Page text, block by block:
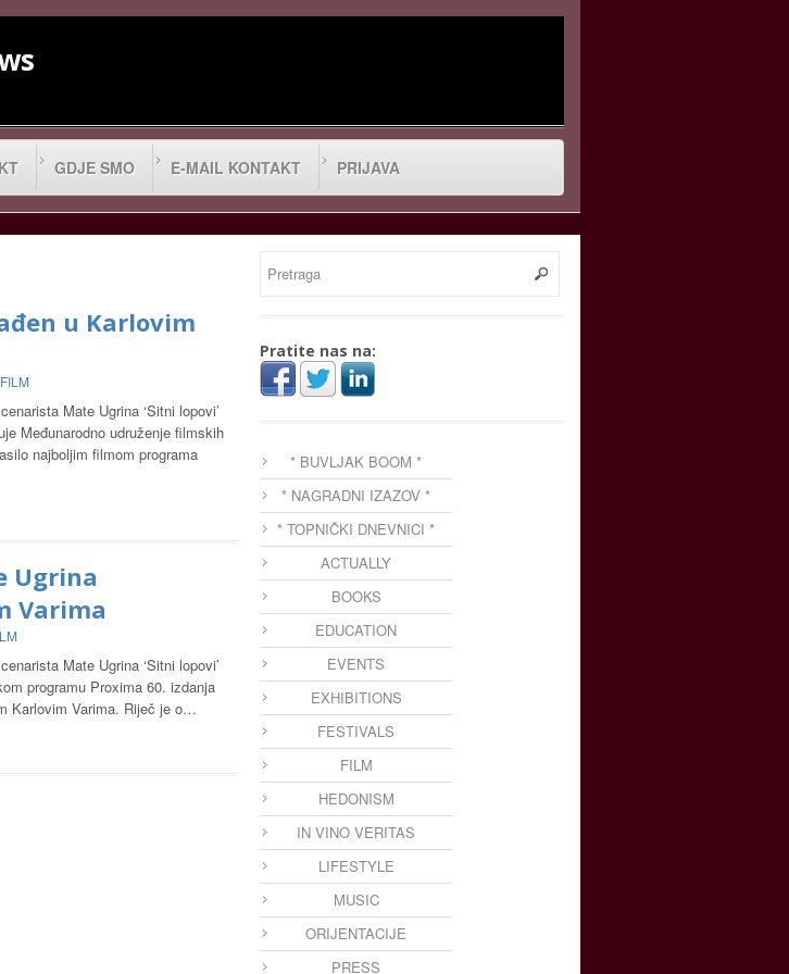
GDJE SMO E-MAIL KONTAKT PRIJAVA
u Karlovim
FILM
Mate Ugrina ‘Sitni lopovi’
Međunarodno udruženje filmskih
najboljim filmom programa
Ugrina
Varima
Mate Ugrina ‘Sitni lopovi’
programu Proxima 60. izdanja
Karlovim Varima. Riječ je o…
Pratite nas na:
* BUVLJAK BOOM *
* NAGRADNI IZAZOV *
* TOPNIČKI DNEVNICI *
ACTUALLY
BOOKS
EDUCATION
EVENTS
EXHIBITIONS
FESTIVALS
FILM
HEDONISM
IN VINO VERITAS
LIFESTYLE
MUSIC
ORIJENTACIJE
PRESS